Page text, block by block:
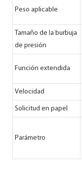
Peso aplicable
Tamaño de la burbuja
de presión
Función extendida
Velocidad
Solicitud en papel
Parámetro